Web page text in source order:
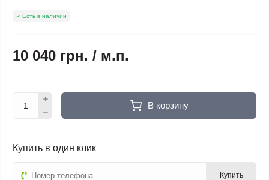
Есть в наличии
10 040 грн. / м.п.
В корзину
Купить в один клик
Купить